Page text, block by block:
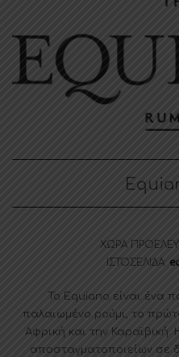
ΧΩΡΑ
ΙΣΤΟΣΕΛΙΔΑ:
Το Equiano είναι ένα
παλαιωμένο ρούμι, το
Αφρική και την
αποσταγματοποιείων σε